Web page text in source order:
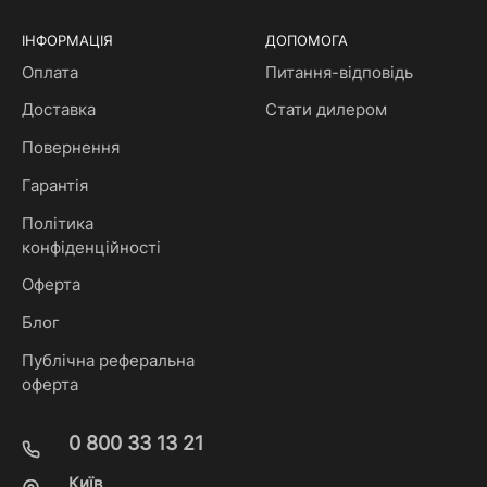
ІНФОРМАЦІЯ
Оплата
Доставка
Повернення
Гарантія
Політика
конфіденційності
Оферта
Блог
Публічна реферальна
оферта
ДОПОМОГА
Питання-відповідь
Стати дилером
0 800 33 13 21